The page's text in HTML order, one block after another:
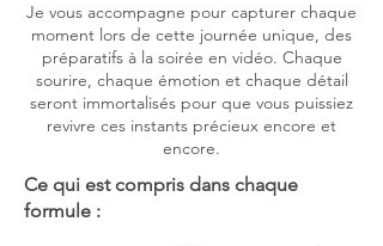
Je vous accompagne pour capturer chaque
moment lors de cette journée unique, des
préparatifs à la soirée en vidéo. Chaque
sourire, chaque émotion et chaque détail
seront immortalisés pour que vous puissiez
revivre ces instants précieux encore et
encore.
Ce qui est compris dans chaque
formule :